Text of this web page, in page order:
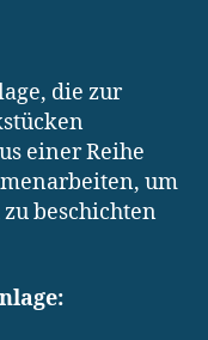
die zur
einer Reihe
um
beschichten